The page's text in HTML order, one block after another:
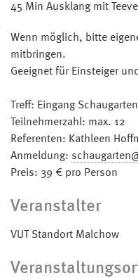
45 Min Ausklang mit
Wenn möglich, bitte
mitbringen.
Geeignet für Einsteiger
Treff: Eingang Schaugarten
Teilnehmerzahl: max. 12
Referenten: Kathleen
Anmeldung:
Preis: 39 € pro Person
Veranstalter
VUT Standort Malchow